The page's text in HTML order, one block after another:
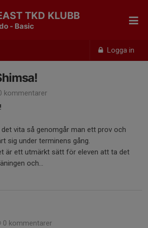
Logga in
TKD KLUBB
- Basic
kommentarer
vita så genomgår man ett prov och
sig under terminens gång.
är ett utmärkt sätt för eleven att ta det
och...
0 kommentarer